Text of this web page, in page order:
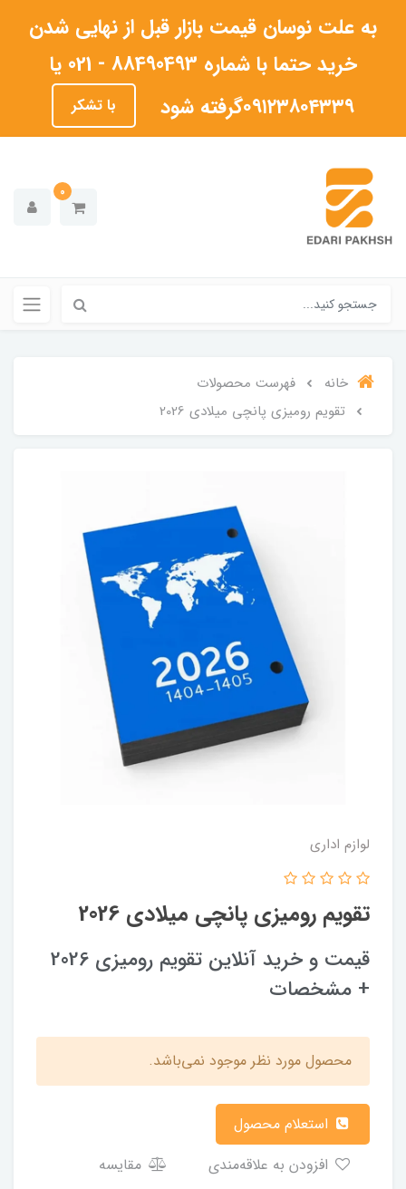
به علت نوسان قیمت بازار قبل از نهایی شدن
خرید حتما با شماره 88490493 - 021 یا
۰۹۱۲۳۸۰۴۳۳۹گرفته شود
با تشکر
0
خانه
فهرست محصولات
تقویم رومیزی پانچی میلادی 2026
لوازم اداری
تقویم رومیزی پانچی میلادی 2026
قیمت و خرید آنلاین تقویم رومیزی 2026
+ مشخصات
محصول مورد نظر موجود نمی‌باشد.
مقایسه